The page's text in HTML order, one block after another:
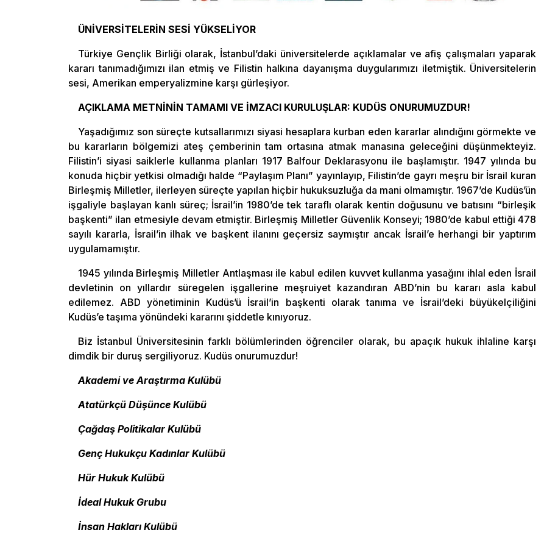
ÜNİVERSİTELERİN SESİ YÜKSELİYOR
Türkiye Gençlik Birliği olarak, İstanbul’daki üniversitelerde açıklamalar ve afiş çalışmaları yaparak
kararı tanımadığımızı ilan etmiş ve Filistin halkına dayanışma duygularımızı iletmiştik. Üniversitelerin
sesi, Amerikan emperyalizmine karşı gürleşiyor.
AÇIKLAMA METNİNİN TAMAMI VE İMZACI KURULUŞLAR: KUDÜS ONURUMUZDUR!
Yaşadığımız son süreçte kutsallarımızı siyasi hesaplara kurban eden kararlar alındığını görmekte ve
bu kararların bölgemizi ateş çemberinin tam ortasına atmak manasına geleceğini düşünmekteyiz.
Filistin’i siyasi saiklerle kullanma planları 1917 Balfour Deklarasyonu ile başlamıştır. 1947 yılında bu
konuda hiçbir yetkisi olmadığı halde “Paylaşım Planı” yayınlayıp, Filistin’de gayrı meşru bir İsrail kuran
Birleşmiş Milletler, ilerleyen süreçte yapılan hiçbir hukuksuzluğa da mani olmamıştır. 1967’de Kudüs’ün
işgaliyle başlayan kanlı süreç; İsrail’in 1980’de tek taraflı olarak kentin doğusunu ve batısını “birleşik
başkenti” ilan etmesiyle devam etmiştir. Birleşmiş Milletler Güvenlik Konseyi; 1980’de kabul ettiği 478
sayılı kararla, İsrail’in ilhak ve başkent ilanını geçersiz saymıştır ancak İsrail’e herhangi bir yaptırım
uygulamamıştır.
1945 yılında Birleşmiş Milletler Antlaşması ile kabul edilen kuvvet kullanma yasağını ihlal eden İsrail
devletinin on yıllardır süregelen işgallerine meşruiyet kazandıran ABD’nin bu kararı asla kabul
edilemez. ABD yönetiminin Kudüs’ü İsrail’in başkenti olarak tanıma ve İsrail’deki büyükelçiliğini
Kudüs’e taşıma yönündeki kararını şiddetle kınıyoruz.
Biz İstanbul Üniversitesinin farklı bölümlerinden öğrenciler olarak, bu apaçık hukuk ihlaline karşı
dimdik bir duruş sergiliyoruz. Kudüs onurumuzdur!
Akademi ve Araştırma Kulübü
Atatürkçü Düşünce Kulübü
Çağdaş Politikalar Kulübü
Genç Hukukçu Kadınlar Kulübü
Hür Hukuk Kulübü
İdeal Hukuk Grubu
İnsan Hakları Kulübü